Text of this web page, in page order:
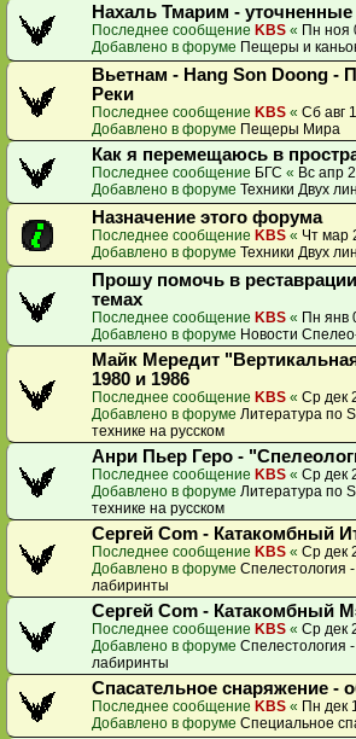
Нахаль Тмарим - уточненные
Последнее сообщение KBS « Пн ноя
Добавлено в форуме Пещеры и
Вьетнам - Hang Son Doong -
Реки
Последнее сообщение KBS « Сб авг
Добавлено в форуме Пещеры Мира
Как я перемещаюсь в
Последнее сообщение БГС « Вс апр
Добавлено в форуме Техники Двух
Назначение этого форума
Последнее сообщение KBS « Чт мар
Добавлено в форуме Техники Двух
Прошу помочь в
темах
Последнее сообщение KBS « Пн янв
Добавлено в форуме Новости
Майк Мередит
1980 и 1986
Последнее сообщение KBS « Ср дек
Добавлено в форуме Литература по
технике на русском
Анри Пьер Геро -
Последнее сообщение KBS « Ср дек
Добавлено в форуме Литература по
технике на русском
Сергей Com - Катакомбный
Последнее сообщение KBS « Ср дек
Добавлено в форуме Спелестология
лабиринты
Сергей Com - Катакомбный
Последнее сообщение KBS « Ср дек
Добавлено в форуме Спелестология
лабиринты
Спасательное снаряжение -
Последнее сообщение KBS « Пн дек
Добавлено в форуме Специальное